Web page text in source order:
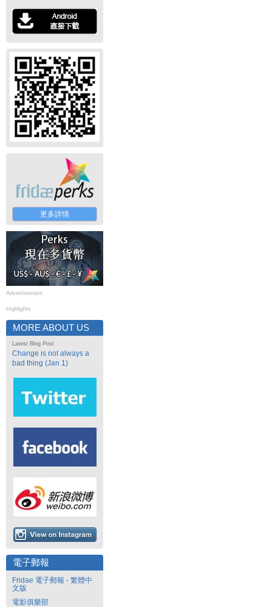
更多詳情
Advertisement
Highlights
MORE ABOUT US
Latest Blog Post
Change is not always a
bad thing (Jan 1)
電子郵報
Fridae 電子郵報 - 繁體中
文版
電影俱樂部